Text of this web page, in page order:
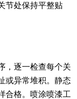
节处保持平整贴
，逐一检查每个关
或异常堆积。静态
合格。喷涂喷漆工